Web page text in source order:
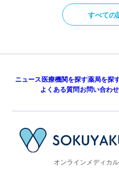
すべての
ニュース医療機関を探す薬局を探
よくある質問お問い合わせ
オンラインメディカ